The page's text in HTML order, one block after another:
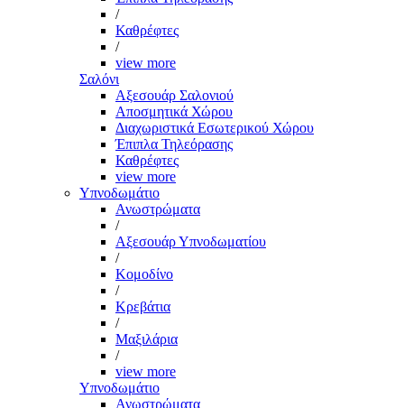
/
Καθρέφτες
/
view more
Σαλόνι
Αξεσουάρ Σαλονιού
Αποσμητικά Χώρου
Διαχωριστικά Εσωτερικού Χώρου
Έπιπλα Τηλεόρασης
Καθρέφτες
view more
Υπνοδωμάτιο
Ανωστρώματα
/
Αξεσουάρ Υπνοδωματίου
/
Κομοδίνο
/
Κρεβάτια
/
Μαξιλάρια
/
view more
Υπνοδωμάτιο
Ανωστρώματα